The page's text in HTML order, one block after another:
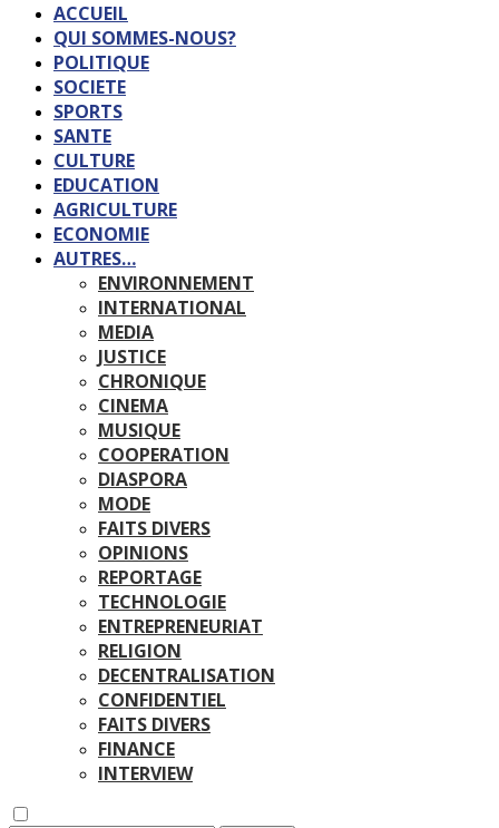
ACCUEIL
QUI SOMMES-NOUS?
POLITIQUE
SOCIETE
SPORTS
SANTE
CULTURE
EDUCATION
AGRICULTURE
ECONOMIE
AUTRES…
ENVIRONNEMENT
INTERNATIONAL
MEDIA
JUSTICE
CHRONIQUE
CINEMA
MUSIQUE
COOPERATION
DIASPORA
MODE
FAITS DIVERS
OPINIONS
REPORTAGE
TECHNOLOGIE
ENTREPRENEURIAT
RELIGION
DECENTRALISATION
CONFIDENTIEL
FAITS DIVERS
FINANCE
INTERVIEW